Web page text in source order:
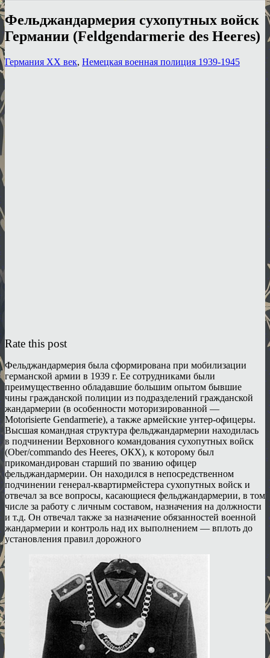
Фельджандармерия сухопутных войск
Германии (Feldgendarmerie des Heeres)
Германия XX век, Немецкая военная полиция 1939-1945
Rate this post
Фельджандармерия была сформирована при мобилизации
германской армии в 1939 г. Ее сотрудниками были
преимущественно обладавшие большим опытом бывшие
чины гражданской полиции из подразделений гражданской
жандармерии (в особенности моторизированной —
Моtorisierte Gendarmerie), а также армейские унтер-офицеры.
Высшая командная структура фельджандармерии находилась
в подчинении Верховного командования сухопутных войск
(Ober/commando des Heeres, ОКХ), к которому был
прикомандирован старший по званию офицер
фельджандармерии. Он находился в непосредственном
подчинении генерал-квартирмейстера сухопутных войск и
отвечал за все вопросы, касающиеся фельджандармерии, в том
числе за работу с личным составом, назначения на должности
и т.д. Он отвечал также за назначение обязанностей военной
жандармерии и контроль над их выполнением — вплоть до
установления правил дорожного